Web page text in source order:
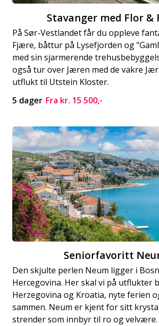
Stavanger med Flor &
På Sør-Vestlandet får du oppleve
Fjære, båttur på Lysefjorden og
med sin sjarmerende
også tur over Jæren med de vakre
utflukt til Utstein Kloster.
5 dager Fra kr. 15 500,-
Seniorfavoritt
Den skjulte perlen Neum ligger i
Hercegovina. Her skal vi på utflukter
Herzegovina og Kroatia, nyte ferien
sammen. Neum er kjent for sitt
strender som innbyr til ro og velvære.